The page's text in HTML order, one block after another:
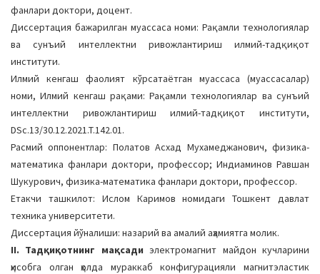
фанлари доктори, доцент.
Диссертация бажарилган муассаса номи: Рақамли технологиялар
ва сунъий интеллектни ривожлантириш илмий-тадқиқот
институти.
Илмий кенгаш фаолият кўрсатаётган муассаса (муассасалар)
номи, Илмий кенгаш рақами: Рақамли технологиялар ва сунъий
интеллектни ривожлантириш илмий-тадқиқот институти,
DSc.13/30.12.2021.T.142.01.
Расмий оппонентлар: Полатов Асхад Мухамеджанович, физика-
математика фанлари доктори, профессор; Индиаминов Равшан
Шукурович, физика-математика фанлари доктори, профессор.
Етакчи ташкилот: Ислом Каримов номидаги Тошкент давлат
техника университети.
Диссертация йўналиши: назарий ва амалий аҳамиятга молик.
II. Тадқиқотнинг мақсадиэлектромагнит майдон кучларини
ҳисобга олган ҳолда мураккаб конфигурацияли магнитэластик